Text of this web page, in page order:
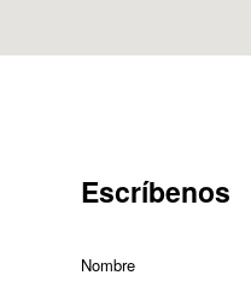
Escríbenos
Nombre